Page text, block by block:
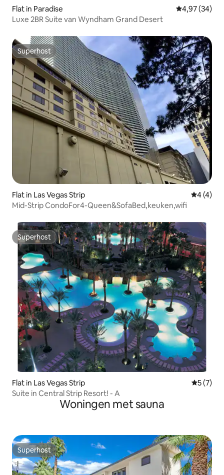
Flat in Paradise Gemiddelde
4,97 (34)
Luxe 2BR Suite van Wyndham Grand Desert
Superhost
Superhost
Flat in Las Vegas Strip
4 (4)
Mid-Strip CondoFor4-Queen&SofaBed,keuken,wifi
Superhost
Superhost
Flat in Las Vegas Strip
5 (7)
Suite in Central Strip Resort! - A
Woningen met sauna
Superhost
Superhost